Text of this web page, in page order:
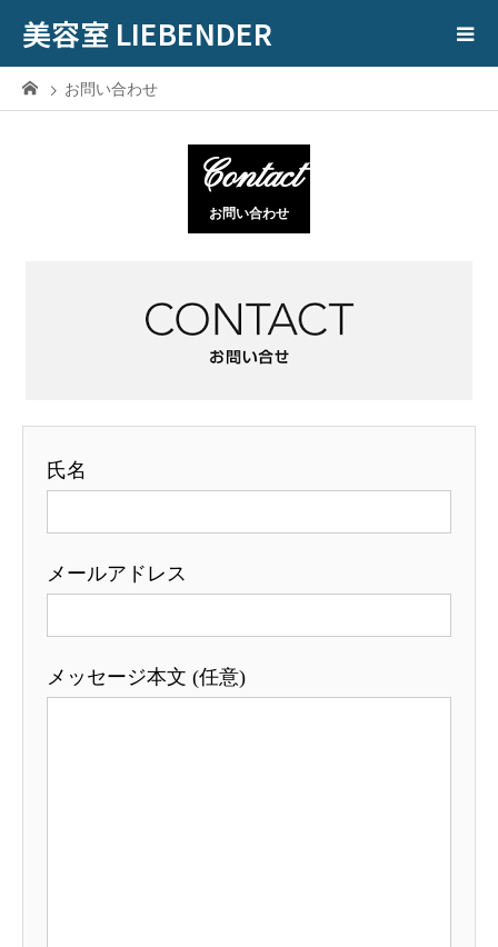
美容室 LIEBENDER
お問い合わせ
Contact
お問い合わせ
氏名
メールアドレス
メッセージ本文 (任意)